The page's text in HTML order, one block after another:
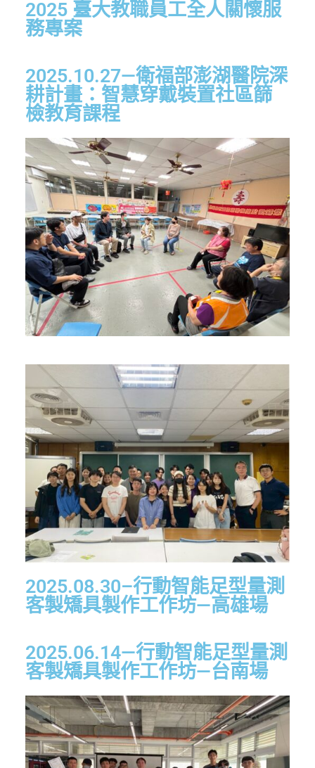
2025 臺大教職員工全人關懷服
務專案
2025.10.27—衛福部澎湖醫院深
耕計畫：智慧穿戴裝置社區篩
檢教育課程
2025.08.30–行動智能足型量測
客製矯具製作工作坊—高雄場
2025.06.14—行動智能足型量測
客製矯具製作工作坊—台南場